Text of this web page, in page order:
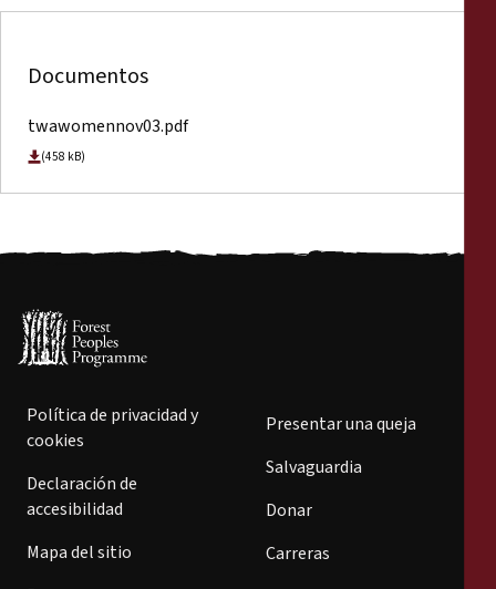
Documentos
twawomennov03.pdf
(458 kB)
Política de privacidad y
cookies
Declaración de
accesibilidad
Mapa del sitio
Presentar una queja
Salvaguardia
Donar
Carreras